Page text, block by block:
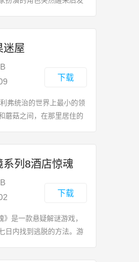
迷屋
下载
弗统治的世界上最小的领
蘑菇之间，在那里居住的
系列8酒店惊魂
下载
是一款悬疑解谜游戏，
日内找到逃脱的方法。游